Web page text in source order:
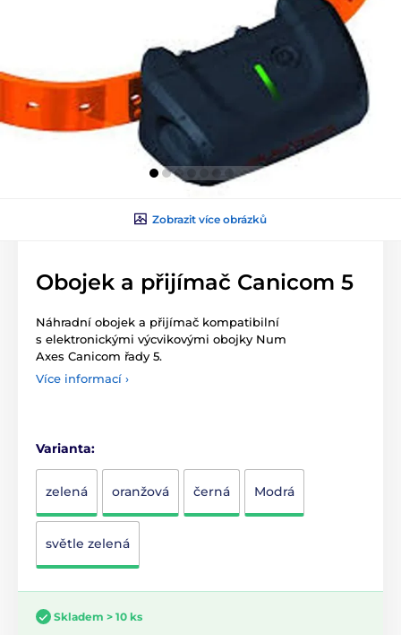
Zobrazit více obrázků
Obojek a přijímač Canicom 5
Náhradní obojek a přijímač kompatibilní
s elektronickými výcvikovými obojky Num
Axes Canicom řady 5.
Více informací ›
Varianta:
zelená oranžová černá Modrá
světle zelená
Skladem > 10 ks